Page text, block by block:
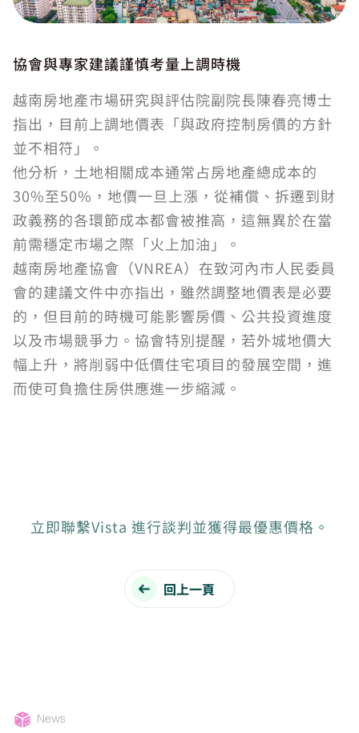
協會與專家建議謹慎考量上調時機
越南房地產市場研究與評估院副院長陳春亮博士
指出，目前上調地價表「與政府控制房價的方針
並不相符」。
他分析，土地相關成本通常占房地產總成本的
30%至50%，地價一旦上漲，從補償、拆遷到財
政義務的各環節成本都會被推高，這無異於在當
前需穩定市場之際「火上加油」。
越南房地產協會（VNREA）在致河內市人民委員
會的建議文件中亦指出，雖然調整地價表是必要
的，但目前的時機可能影響房價、公共投資進度
以及市場競爭力。協會特別提醒，若外城地價大
幅上升，將削弱中低價住宅項目的發展空間，進
而使可負擔住房供應進一步縮減。
立即聯繫Vista 進行談判並獲得最優惠價格。
回上一頁
News